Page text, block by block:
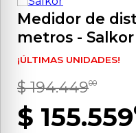
Medidor de
metros - Salkor
¡ÚLTIMAS UNIDADES!
$ 194.44900
$ 155.559
6.
hidrolavadora
7.
multicortadora
8.
compresor
9 .
aspiradora
10
lijadora